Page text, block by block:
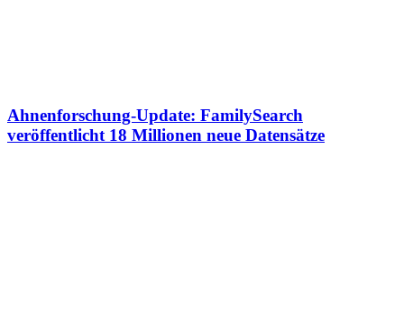
Ahnenforschung-Update: FamilySearch
veröffentlicht 18 Millionen neue Datensätze